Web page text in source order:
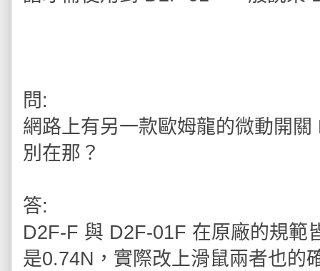
問:
網路上有另一款歐姆龍的微動開
別在那？
答:
D2F-F 與 D2F-01F 在原廠的規範
是0.74N，實際改上滑鼠兩者也的